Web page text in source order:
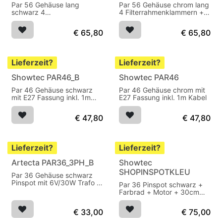
Par 56 Gehäuse lang
schwarz 4
Filterrahmenklammer + 1m
Kabel
€ 65,80
Par 56 Gehäuse chrom lang
4 Filterrahmenklammern +
1m Kabel
€ 65,80
Lieferzeit?
Showtec PAR46_B
Par 46 Gehäuse schwarz
mit E27 Fassung inkl. 1m
Kabel
€ 47,80
Lieferzeit?
Showtec PAR46
Par 46 Gehäuse chrom mit
E27 Fassung inkl. 1m Kabel
€ 47,80
Lieferzeit?
Artecta PAR36_3PH_B
Par 36 Gehäuse schwarz
Pinspot mit 6V/30W Trafo +
€ 33,00
Lieferzeit?
Showtec
SHOPINSPOTKLEU
Par 36 Pinspot schwarz +
Farbrad + Motor + 30cm
Kabel
€ 75,00